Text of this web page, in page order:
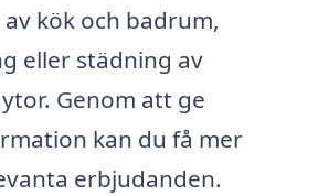
kök och badrum,
eller städning av
Genom att ge
kan du få mer
erbjudanden.